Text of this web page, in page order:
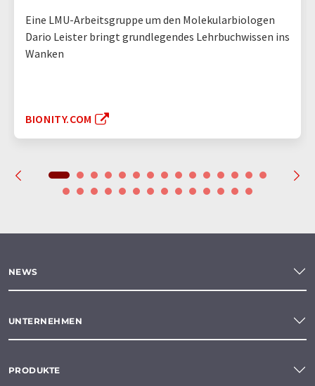
Eine LMU-Arbeitsgruppe um den Molekularbiologen
Dario Leister bringt grundlegendes Lehrbuchwissen ins
Wanken
BIONITY.COM
NEWS
UNTERNEHMEN
PRODUKTE